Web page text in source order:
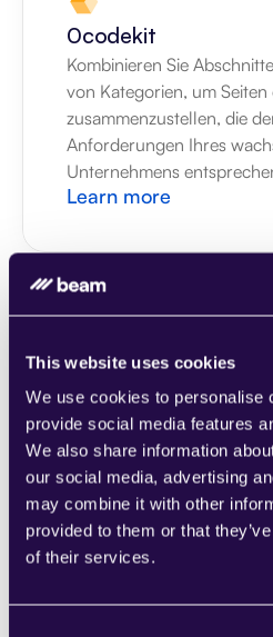
This website uses cookies
We use cookies to personalise
provide social media features
We also share information
our social media, advertising
may combine it with other
provided to them or that
of their services.
0codekit
Kombinieren Sie
von Kategorien, um Seiten
zusammenzustellen, die
Anforderungen Ihres
Unternehmens
Learn more
1CRM
Kombinieren Sie
von Kategorien, um Seiten
zusammenzustellen, die
Anforderungen Ihres
Unternehmens
Learn more